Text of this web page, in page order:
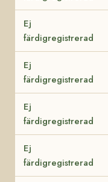
Ej
färdigregistrerad
Ej
färdigregistrerad
Ej
färdigregistrerad
Ej
färdigregistrerad